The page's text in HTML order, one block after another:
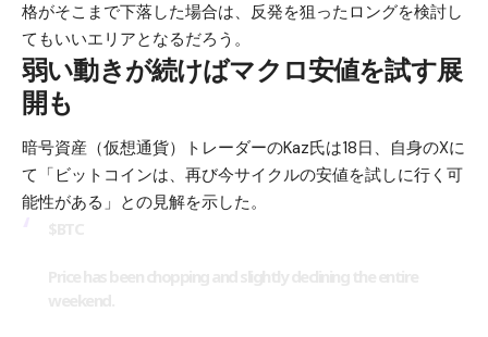
格がそこまで下落した場合は、反発を狙ったロングを検討し
てもいいエリアとなるだろう。
弱い動きが続けばマクロ安値を試す展
開も
暗号資産（仮想通貨）トレーダーのKaz氏は18日、自身のXに
て「ビットコインは、再び今サイクルの安値を試しに行く可
能性がある」との見解を示した。